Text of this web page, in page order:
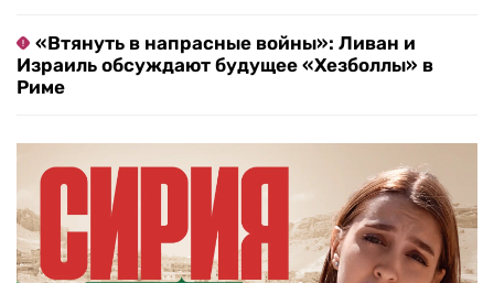
«Втянуть в напрасные войны»: Ливан и
Израиль обсуждают будущее «Хезболлы» в
Риме